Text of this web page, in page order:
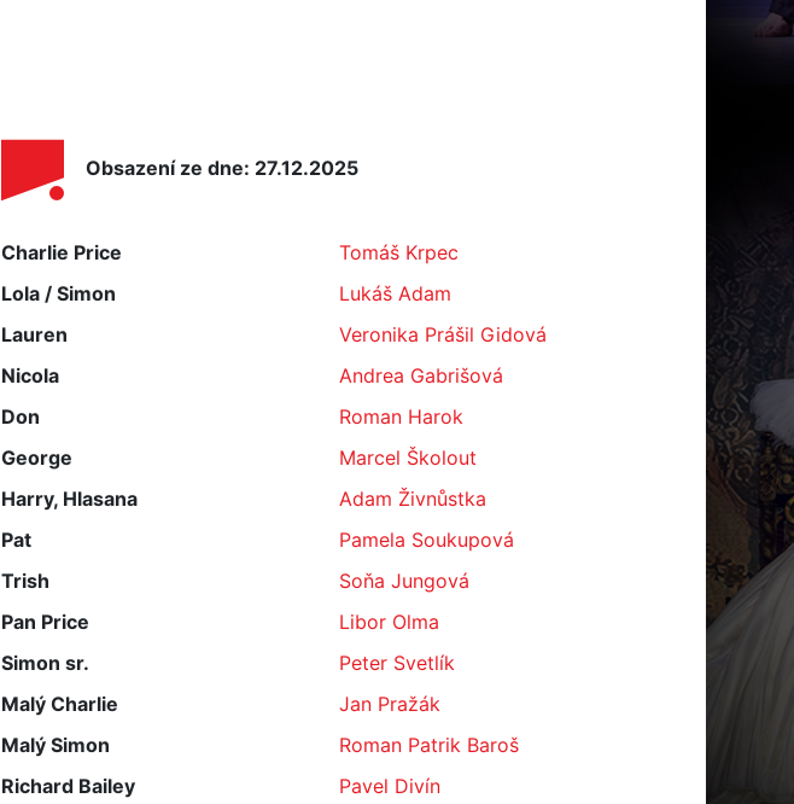
Obsazení ze dne: 27.12.2025
Charlie Price
Tomáš Krpec
Lola / Simon
Lukáš Adam
Lauren
Veronika Prášil Gidová
Nicola
Andrea Gabrišová
Don
Roman Harok
George
Marcel Školout
Harry, Hlasana
Adam Živnůstka
Pat
Pamela Soukupová
Trish
Soňa Jungová
Pan Price
Libor Olma
Simon sr.
Peter Svetlík
Malý Charlie
Jan Pražák
Malý Simon
Roman Patrik Baroš
Richard Bailey
Pavel Divín